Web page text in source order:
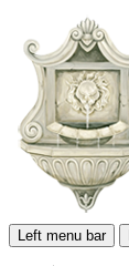
Left menu bar